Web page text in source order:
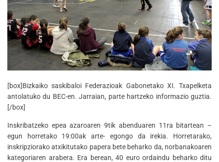
[box]Bizkaiko saskibaloi Federazioak Gabonetako XI. Txapelketa
antolatuko du BEC-en. Jarraian, parte hartzeko informazio guztia.
[/box]
Inskribatzeko epea azaroaren 9tik abenduaren 11ra bitartean –
egun horretako 19:00ak arte- egongo da irekia. Horretarako,
inskripziorako atxikitutako papera bete beharko da, norbanakoaren
kategoriaren arabera. Era berean, 40 euro ordaindu beharko ditu